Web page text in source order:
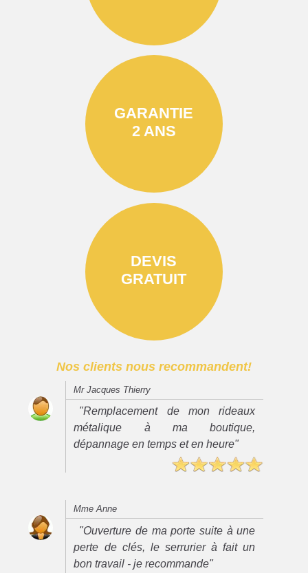
GARANTIE
2 ANS
DEVIS
GRATUIT
Nos clients nous recommandent!
Mr Jacques Thierry
"Remplacement de mon rideaux
métalique à ma boutique,
dépannage en temps et en heure"
Mme Anne
"Ouverture de ma porte suite à une
perte de clés, le serrurier à fait un
bon travail - je recommande"